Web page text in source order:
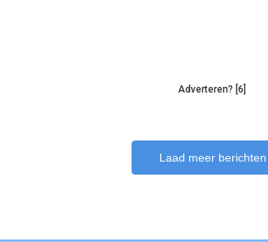
Adverteren? [6]
Laad meer berichten